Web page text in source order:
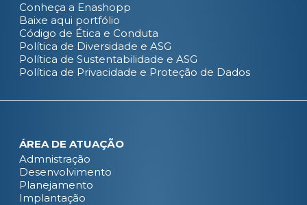
Conheça a Enashopp
Baixe aqui portfólio
Código de Ética e Conduta
Política de Diversidade e ASG
Política de Sustentabilidade e ASG
Política de Privacidade e Proteção de Dados
ÁREA DE ATUAÇÃO
Admnistração
Desenvolvimento
Planejamento
Implantação